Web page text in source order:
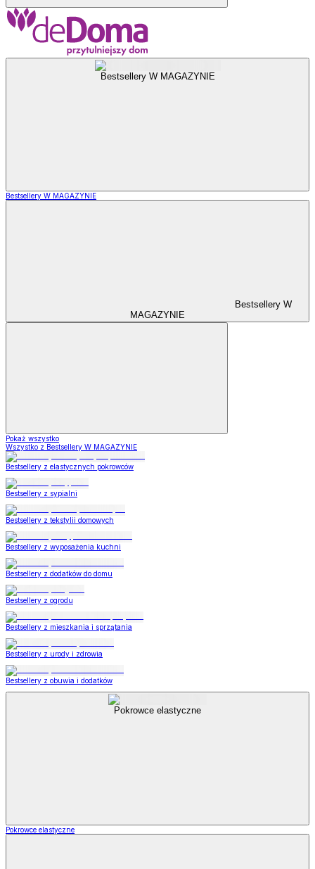
Bestsellery W MAGAZYNIE
Bestsellery W MAGAZYNIE
Bestsellery W
MAGAZYNIE
Pokaż wszystko
Wszystko z Bestsellery W MAGAZYNIE
Bestsellery z elastycznych pokrowców
Bestsellery z sypialni
Bestsellery z tekstylii domowych
Bestsellery z wyposażenia kuchni
Bestsellery z dodatków do domu
Bestsellery z ogrodu
Bestsellery z mieszkania i sprzątania
Bestsellery z urody i zdrowia
Bestsellery z obuwia i dodatków
Pokrowce elastyczne
Pokrowce elastyczne